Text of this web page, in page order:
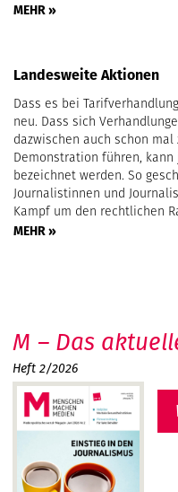
MEHR »
Landesweite Aktionen
Dass es bei
neu. Dass sich
dazwischen auch schon
Demonstration führen,
bezeichnet werden. So
Journalistinnen und
Kampf um den rechtlichen
MEHR »
M – Das
Heft 2/2026